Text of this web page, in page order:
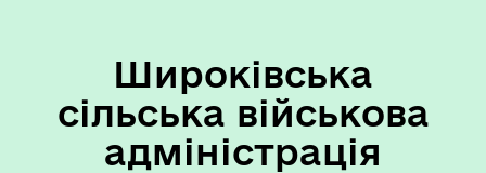
Широківська
сільська військова
адміністрація